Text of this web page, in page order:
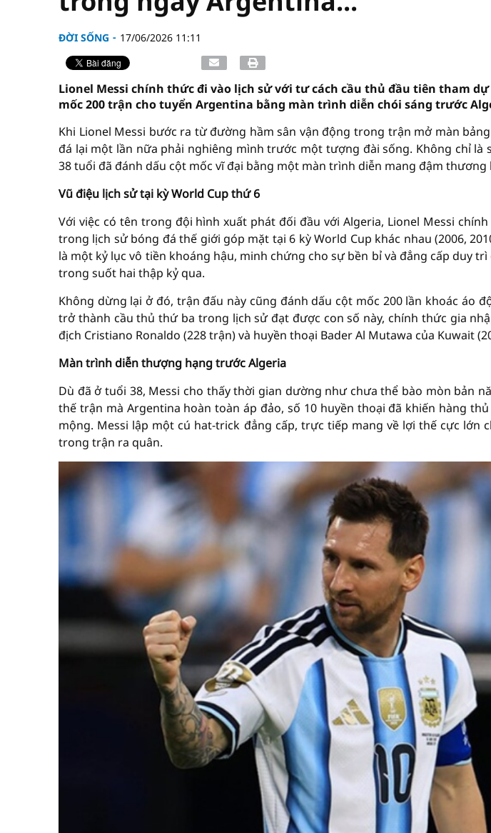
ĐỜI SỐNG 17/06/2026 11:11
Lionel Messi chính thức đi vào lịch sử với tư cách cầu thủ đầu tiên tham
mốc 200 trận cho tuyển Argentina bằng màn trình diễn chói sáng trước
Khi Lionel Messi bước ra từ đường hầm sân vận động trong trận mở màn
đá lại một lần nữa phải nghiêng mình trước một tượng đài sống. Không chỉ là
38 tuổi đã đánh dấu cột mốc vĩ đại bằng một màn trình diễn mang đậm thương
Vũ điệu lịch sử tại kỳ World Cup thứ 6
Với việc có tên trong đội hình xuất phát đối đầu với Algeria, Lionel Messi
trong lịch sử bóng đá thế giới góp mặt tại 6 kỳ World Cup khác nhau (2006,
là một kỷ lục vô tiền khoáng hậu, minh chứng cho sự bền bỉ và đẳng cấp duy
trong suốt hai thập kỷ qua.
Không dừng lại ở đó, trận đấu này cũng đánh dấu cột mốc 200 lần khoác áo
trở thành cầu thủ thứ ba trong lịch sử đạt được con số này, chính thức gia
địch Cristiano Ronaldo (228 trận) và huyền thoại Bader Al Mutawa của Kuwait
Màn trình diễn thượng hạng trước Algeria
Dù đã ở tuổi 38, Messi cho thấy thời gian dường như chưa thể bào mòn bản
thế trận mà Argentina hoàn toàn áp đảo, số 10 huyền thoại đã khiến hàng
mộng. Messi lập một cú hat-trick đẳng cấp, trực tiếp mang về lợi thế cực lớn
trong trận ra quân.